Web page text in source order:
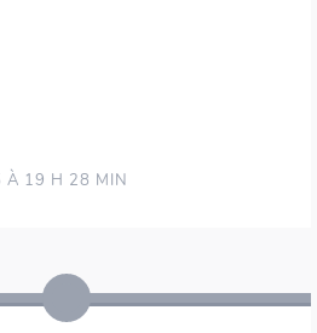
À 19 H 28 MIN